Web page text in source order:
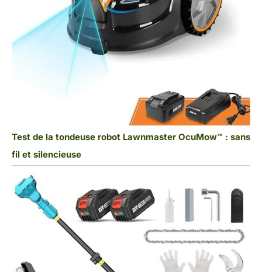
Test de la tondeuse robot Lawnmaster OcuMow™ : sans
fil et silencieuse